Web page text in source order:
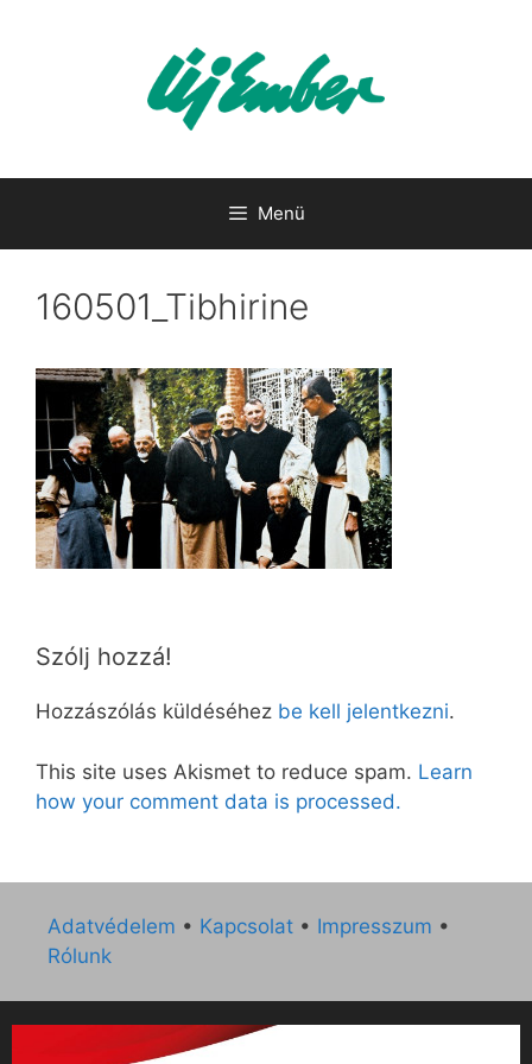
Menü
160501_Tibhirine
Szólj hozzá!
Hozzászólás küldéséhez be kell jelentkezni.
This site uses Akismet to reduce spam. Learn
how your comment data is processed.
Adatvédelem • Kapcsolat • Impresszum •
Rólunk